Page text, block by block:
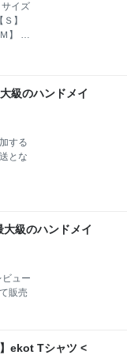
イズ
】
】 身
身丈
Ｘ
必
欄に
▒ ▓ █
可能
級のハンドメイ
する
とな
級のハンドメイ
ュー
販売
ekot Tシャツ <